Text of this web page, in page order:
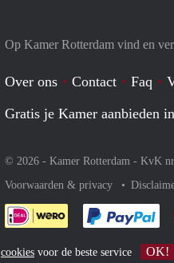
Op Kamer Rotterdam vind en
Over ons Contact Faq
Gratis je Kamer aanbieden
© 2026 - Kamer Rotterdam - KvK
Voorwaarden & privacy
cookies voor de beste service OK!